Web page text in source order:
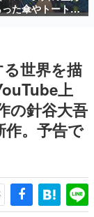
ていきます。
取材し、ゲームが
えた影響を探る企
トピック・タイト
ューや識者による
決定版！
ーの青春〜
です。
た傘やトートバ
。8月7日21時よ
世界を描
上
の針谷大吾
作。予告で